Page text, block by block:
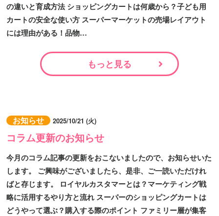
の違いと育成方法 ショッピングカートは何歳から？子ども用
カートの安全な使い方 スーパーマーケットの売場レイアウト
には理由がある！品物…
もっと見る
お知らせ 2025/10/21 (火)
コラム更新のお知らせ
今月のコラム記事の更新をおこないましたので、お知らせいた
します。 ご興味がございましたら、是非、ご一読いただけれ
ばと存じます。 ロイヤルカスタマーとは？マーケティング戦
略に活用するやり方と流れ スーパーのショッピングカートは
どうやって選ぶ？購入する際のポイント ファミリー層が集客